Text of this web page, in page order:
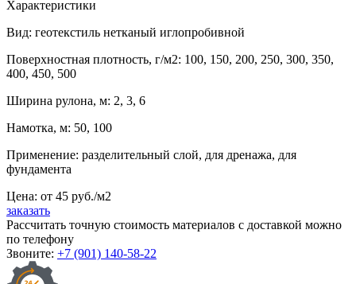
Характеристики
Вид: геотекстиль нетканый иглопробивной
Поверхностная плотность, г/м2: 100, 150, 200, 250, 300, 350,
400, 450, 500
Ширина рулона, м: 2, 3, 6
Намотка, м: 50, 100
Применение: разделительный слой, для дренажа, для
фундамента
Цена: от 45 руб./м2
заказать
Рассчитать точную стоимость материалов с доставкой можно
по телефону
Звоните: +7 (901) 140-58-22